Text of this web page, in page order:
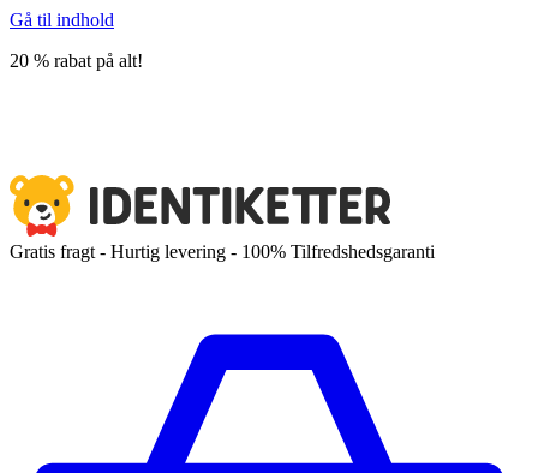
Gå til indhold
20 % rabat på alt!
Gratis fragt - Hurtig levering - 100% Tilfredshedsgaranti